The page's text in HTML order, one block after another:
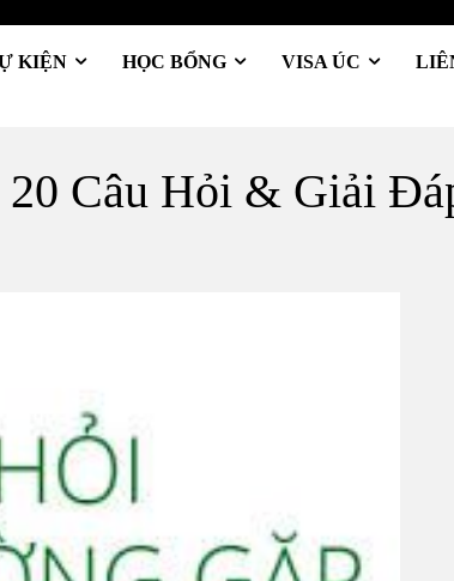
KIỆN HỌC BỔNG VISA ÚC
Câu Hỏi & Giải